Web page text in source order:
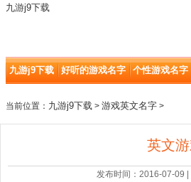
九游j9下载
九游j9下载 好听的游戏名字 个性游戏名字
当前位置： 九游j9下载 > 游戏英文名字 >
英文
发布时间：2016-07-09